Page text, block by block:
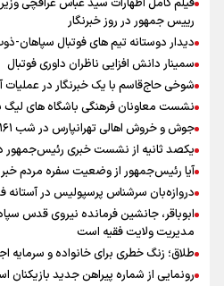
فیلم کامل اظهارات سید عباس عراقچی
رییس جمهور در روز خبرنگار
دیدار دوستانه تیم های فوتبال سپاهان-
سمینار دانش افزایی ناظران داوری فوتبال
شوخی حاج‌قاسم با یک خبرنگار در عملیات
نشست معاونان فرهنگی باشگاه های لیگ
جوش و خروش اهالی تهرانپارس در شب ۱۶۱ تجمعات
یکصد ثانیه از نشست خبری رئیس‌جمهور در
آیا رئیس‌جمهور از وضعیت سفره مردم خبر
دروازه‌بان سرشناس پرسپولیس در آستانه
ابوباقر، جانشین فرمانده نیروی قدس
مدیریت ولایت فقیه است
طلاق؛ زنگ خطری برای خانواده و سرمایه
رونمایی از شماره پیراهن جدید بازیکنان